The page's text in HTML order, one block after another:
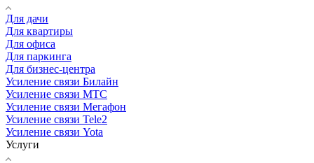
Для дачи
Для квартиры
Для офиса
Для паркинга
Для бизнес-центра
Усиление связи Билайн
Усиление связи МТС
Усиление связи Мегафон
Усиление связи Tele2
Усиление связи Yota
Услуги